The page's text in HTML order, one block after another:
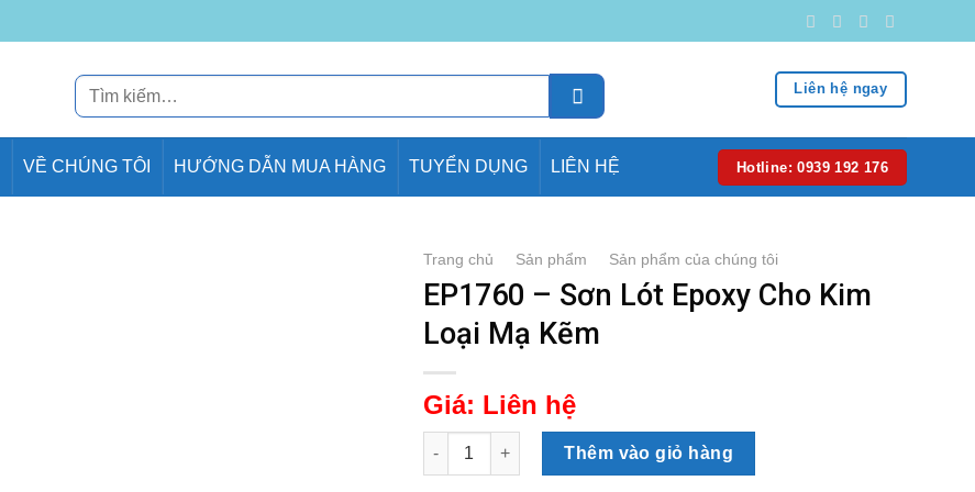
Tìm
kiếm:
Liên hệ ngay
VỀ CHÚNG TÔI HƯỚNG DẪN MUA HÀNG TUYỂN DỤNG LIÊN HỆ Hotline: 0939 192 176
Trang chủ Sản phẩm Sản phẩm của chúng tôi
EP1760 – Sơn Lót Epoxy Cho Kim
Loại Mạ Kẽm
Giá: Liên hệ
EP1760 - Sơn Lót Epoxy Cho Kim Loại Mạ Kẽm số lượng
Thêm vào giỏ hàng